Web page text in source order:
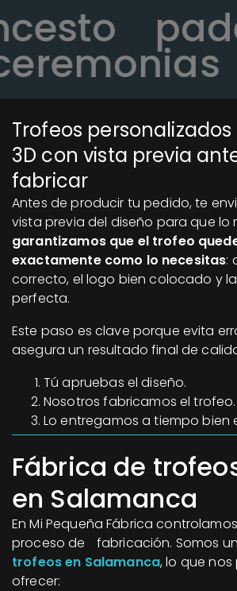
Trofeos personalizados
3D con vista previa
fabricar
Antes de producir tu pedido, te
vista previa del diseño para que lo
garantizamos que el trofeo
exactamente como lo necesitas:
correcto, el logo bien colocado y
perfecta.
Este paso es clave porque evita
asegura un resultado final de
Tú apruebas el diseño.
Nosotros fabricamos el trofeo.
Lo entregamos a tiempo bien
Fábrica de
en Salamanca
En Mi Pequeña Fábrica
proceso de fabricación. Somos
trofeos en Salamanca, lo que nos
ofrecer: